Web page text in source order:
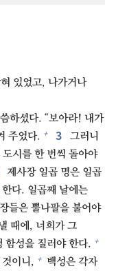
있었고, 나가거나
하셨다. “보아라! 내가
주었다. + 3⁠
그러니
시를 한 번씩 돌아야
제사장 일곱 명은 일곱
다. 일곱째 날에는
들은 뿔나팔을 불어야
때에, 너희가 그
함성을 질러야 한다. +
이니, + 백성은 각자